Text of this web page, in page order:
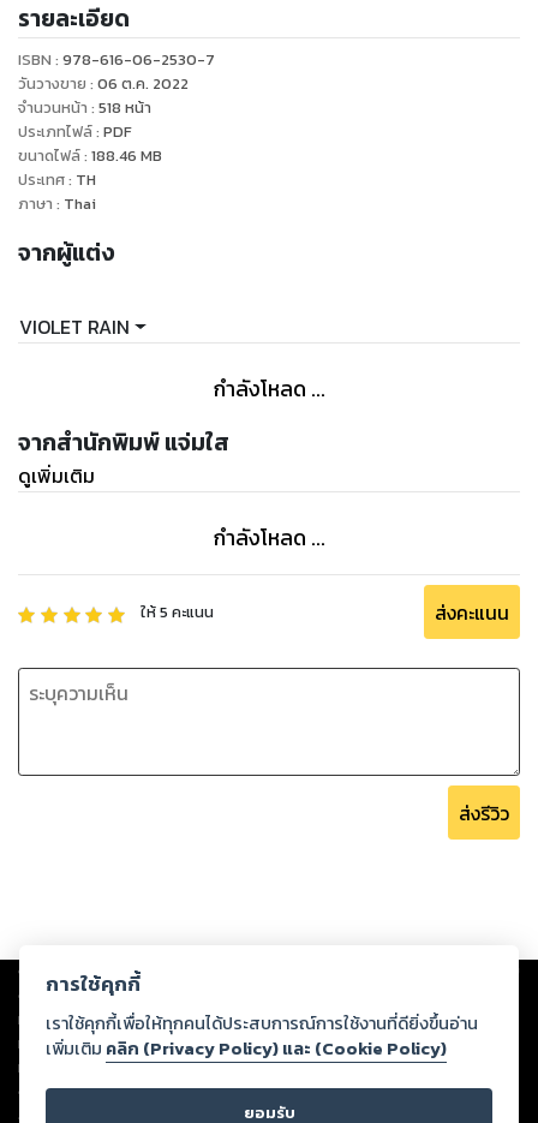
หลายปี
เพื่อจะพบว่าอีกฝ่ายกำลังจะแต่งงานกับผู้หญิงคนหนึ่งที่ดูเหมาะสม
กันดี...
แม้ลึกๆ ในใจอยากได้คำอธิบาย แต่ในเมื่ออีกฝ่ายเลือกแล้ว จอมก็
จะรับมันไว้
เขาเดินทางกลับเชียงใหม่ทันที แต่ความเสียใจกลับนำไปสู่
เหตุการณ์ไม่คาดคิด
อันเย็นเยียบ
และแว่วเสียงทุ้มเจือความอ่อนหวานที่เอ่ยคำหนักแน่น
‘พ่อจอม...’
รายละเอียด
ISBN : 978-616-06-2530-7
วันวางขาย : 06 ต.ค. 2022
จำนวนหน้า : 518 หน้า
ประเภทไฟล์: PDF
ขนาดไฟล์: 188.46 MB
ประเทศ: TH
ภาษา : Thai
จากผู้แต่ง
VIOLET RAIN
กำลังโหลด ...
จากสำนักพิมพ์ แจ่มใส
ดูเพิ่มเติม
กำลังโหลด ...
ให้5 คะแนน ส่งคะแนน
ส่งรีวิว
Copyright © 2026
ต่อผลงานหรือเนื้อหาใดที่อัปโหลดผ่านเว็บไซต์และปรากฏว่าละเมิดสิทธิใน
ทรัพย์สินทางปัญญาของบุคคลอื่นหรือขัดต่อกฎหมายและศีลธรรม ดังนั้น ผู้อ่าน
ทุกท่านโปรดใช้วิจารณญาณในการกลั่นกรองด้วยตนเอง และหากท่านพบว่าส่วน
หนึ่งส่วนใดขัดต่อกฎหมายและศีลธรรม กรุณาแจ้งมายังบริษัท เพื่อทีมงานจะได้
ดำเนินการในทันที ทั้งนี้ ทางสตอรี่ล็อกขอสงวนลิขสิทธิ์ตามพระราชบัญญัติ
ลิขสิทธิ์ พ.ศ. 2537 (ฉบับล่าสุด)
การใช้คุกกี้
เราใช้คุกกี้เพื่อให้ทุกคนได้ประสบการณ์การใช้งานที่ดียิ่งขึ้นอ่าน
เพิ่มเติม คลิก (Privacy Policy) และ (Cookie Policy)
ยอมรับ